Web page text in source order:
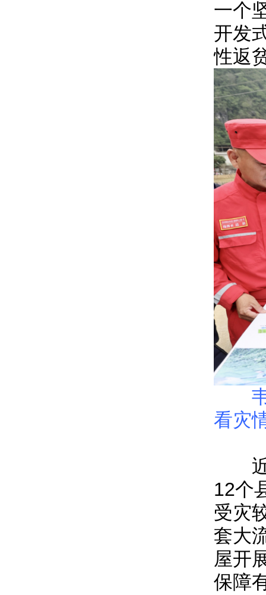
一个
开发
性返
看灾
近
12个
受灾
套大
屋开
保障